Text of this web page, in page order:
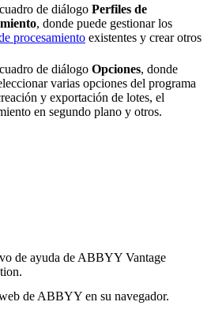
de diálogo Perfiles de
, donde puede gestionar los
procesamiento existentes y crear otros
de diálogo Opciones, donde
varias opciones del programa
y exportación de lotes, el
en segundo plano y otros.
de ayuda de ABBYY Vantage
de ABBYY en su navegador.